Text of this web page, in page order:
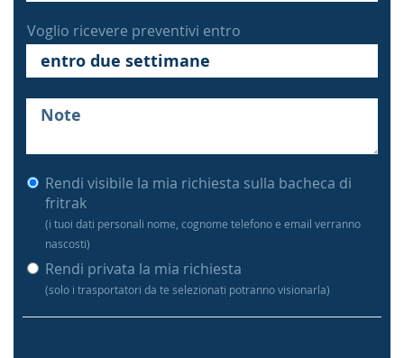
Voglio ricevere preventivi entro
Rendi visibile la mia richiesta sulla bacheca di
fritrak
(i tuoi dati personali nome, cognome telefono e email verranno
nascosti)
Rendi privata la mia richiesta
(solo i trasportatori da te selezionati potranno visionarla)